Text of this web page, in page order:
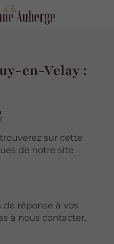
en-Velay :
sur cette
de notre site
réponse à vos
à nous contacter.